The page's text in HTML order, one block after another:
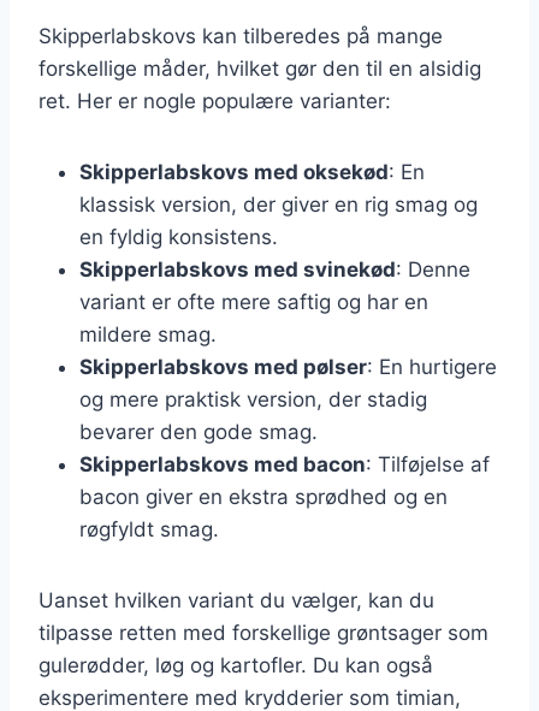
Skipperlabskovs kan tilberedes på mange
forskellige måder, hvilket gør den til en alsidig
ret. Her er nogle populære varianter:
Skipperlabskovs med oksekød: En
klassisk version, der giver en rig smag og
en fyldig konsistens.
Skipperlabskovs med svinekød: Denne
variant er ofte mere saftig og har en
mildere smag.
Skipperlabskovs med pølser: En hurtigere
og mere praktisk version, der stadig
bevarer den gode smag.
Skipperlabskovs med bacon: Tilføjelse af
bacon giver en ekstra sprødhed og en
røgfyldt smag.
Uanset hvilken variant du vælger, kan du
tilpasse retten med forskellige grøntsager som
gulerødder, løg og kartofler. Du kan også
eksperimentere med krydderier som timian,